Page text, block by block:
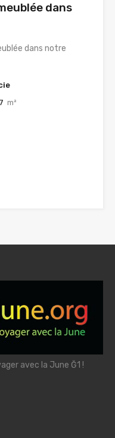
dans
dans notre
m²
avec la June Ğ1 !